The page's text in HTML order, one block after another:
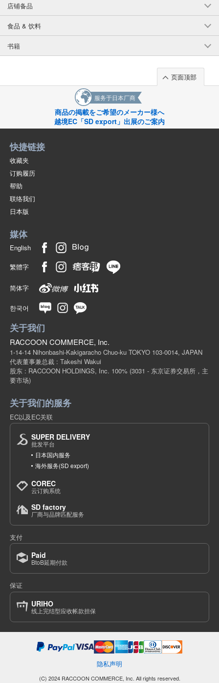
店铺备品
食品 & 饮料
书籍
页面顶部
服务于日本厂商
商品の掲載をご希望のメーカー様へ
越境EC「SD export」出展のご案内
快捷链接
收藏夹
订购履历
帮助
联络我们
日本版
媒体
English
繁體字
简体字
한국어
关于我们
RACCOON COMMERCE, Inc.
1-14-14 Nihonbashi-Kakigaracho Chuo-ku TOKYO 103-0014, JAPAN
代表董事兼总裁 : Takeshi Wakui
股东 : RACCOON HOLDINGS, Inc. 100% (3031 - 东京证券交易所，主
要市场)
关于我们的服务
EC以及EC关联
SUPER DELIVERY
批发平台
日本国内服务
海外服务(SD export)
COREC
云订购系统
SD factory
厂商与品牌匹配服务
支付
Paid
BtoB延期付款
保证
URIHO
线上完结型应收帐款担保
隐私声明
(C) 2024 RACCOON COMMERCE, Inc. All rights reserved.